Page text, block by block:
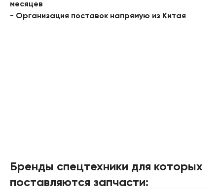
месяцев
- Организация поставок напрямую из Китая
Бренды спецтехники для которых
поставляются запчасти: